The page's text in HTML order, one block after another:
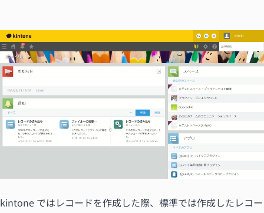
kintone ではレコードを作成した際、標準では作成したレコー